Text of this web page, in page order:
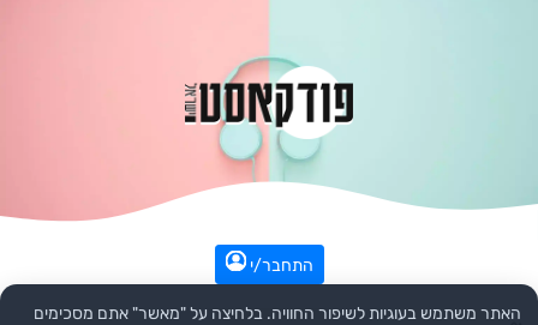
התחבר/י
האתר משתמש בעוגיות לשיפור החוויה. בלחיצה על "מאשר" אתם מסכימים